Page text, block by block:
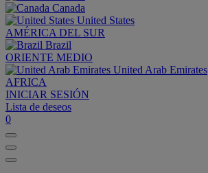
Canada
United States
AMÉRICA DEL SUR
Brazil
ORIENTE MEDIO
United Arab Emirates
AFRICA
INICIAR SESIÓN
Lista de deseos
0